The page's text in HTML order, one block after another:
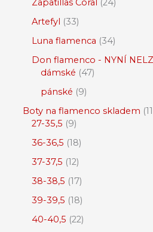
Zapatillas Coral
24
Artefyl
33
Luna flamenca 34
Don flamenco - NYNÍ
dámské 47
pánské 9
Boty na flamenco skladem
27-35,5 9
36-36,5 18
37-37,5 12
38-38,5 17
39-39,5 18
40-40,5 22